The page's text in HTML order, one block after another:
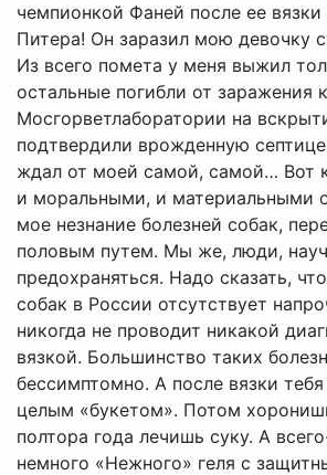
чемпионкой Фаней после ее
Питера! Он заразил мою девочку
Из всего помета у меня выжил
остальные погибли от заражения
Мосгорветлаборатории на
подтвердили врожденную
ждал от моей самой, самой… Вот
и моральными, и материальными
мое незнание болезней собак,
половым путем. Мы же, люди,
предохраняться. Надо сказать,
собак в России отсутствует
никогда не проводит никакой
вязкой. Большинство таких
бессимптомно. А после вязки
целым «букетом». Потом
полтора года лечишь суку. А
немного «Нежного» геля с